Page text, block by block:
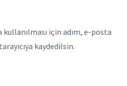
için adım, e-posta
kaydedilsin.